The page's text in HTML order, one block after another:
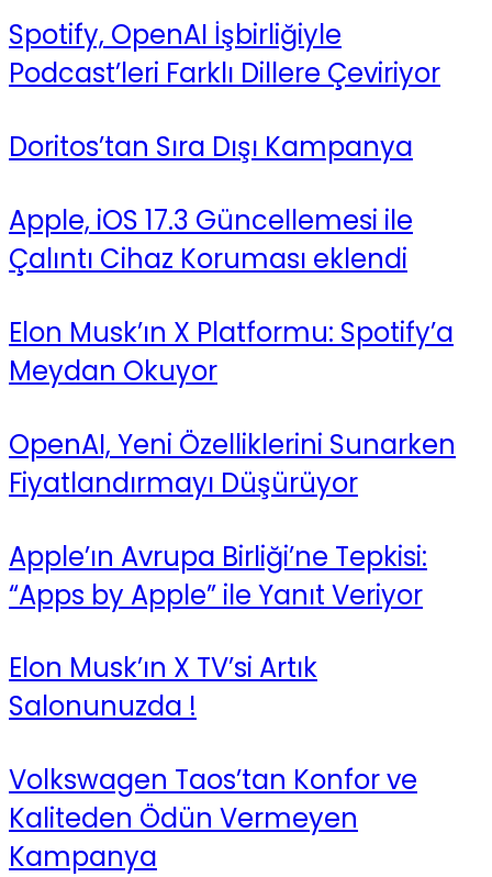
Spotify, OpenAI İşbirliğiyle
Podcast’leri Farklı Dillere Çeviriyor
Doritos’tan Sıra Dışı Kampanya
Apple, iOS 17.3 Güncellemesi ile
Çalıntı Cihaz Koruması eklendi
Elon Musk’ın X Platformu: Spotify’a
Meydan Okuyor
OpenAI, Yeni Özelliklerini Sunarken
Fiyatlandırmayı Düşürüyor
Apple’ın Avrupa Birliği’ne Tepkisi:
“Apps by Apple” ile Yanıt Veriyor
Elon Musk’ın X TV’si Artık
Salonunuzda !
Volkswagen Taos’tan Konfor ve
Kaliteden Ödün Vermeyen
Kampanya